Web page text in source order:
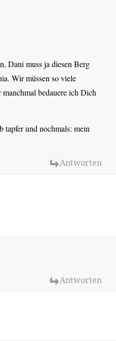
Dani muss ja diesen Berg
Wir müssen so viele
bedauere ich Dich
und nochmals: mein
Antworten
Antworten